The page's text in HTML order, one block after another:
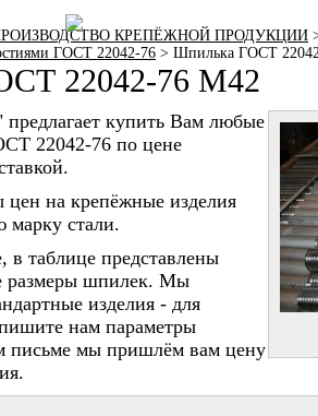
КРЕПЁЖНОЙ ПРОДУКЦИИ
ГОСТ 22042-76 > Шпилька ГОСТ
22042-76 M42
купить Вам любые
22042-76 по цене
цен на крепёжные изделия
стали.
в таблице представлены
размеры шпилек. Мы
изделия - для
нам параметры
письме мы пришлём вам цену